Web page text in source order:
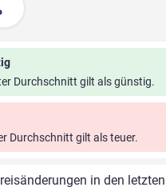
Durchschnitt gilt als günstig.
Durchschnitt gilt als teuer.
in den letzten